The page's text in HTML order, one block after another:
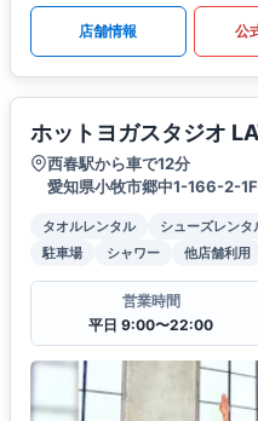
店舗情報 公
ホットヨガスタジオ
西春駅から車で12分
愛知県小牧市郷中1-166-2-1F
タオルレンタル シューズレンタ
駐車場
シャワー 他店舗利用
営業時間
平日 9:00〜22:00